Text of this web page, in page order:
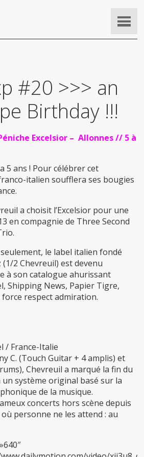
#20 >>> an
Birthday !!!
Excelsior – Allonnes // 5 à
5 ans ! Pour célébrer cet
italien soufflera ses bougies
a choisit l’Excelsior pour une
en compagnie de Three Second
le label italien fondé
2 Chevreuil) est devenu
à son catalogue ahurissant
Shipping News, Papier Tigre,
force respect admiration.
/ France-Italie
C. (Touch Guitar + 4 amplis) et
Chevreuil a marqué la fin du
un système original basé sur la
de la musique.
concerts hors scène depuis
personne ne les attend : au